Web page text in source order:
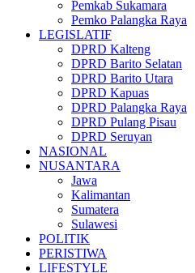
Pemkab Sukamara
Pemko Palangka Raya
LEGISLATIF
DPRD Kalteng
DPRD Barito Selatan
DPRD Barito Utara
DPRD Kapuas
DPRD Palangka Raya
DPRD Pulang Pisau
DPRD Seruyan
NASIONAL
NUSANTARA
Jawa
Kalimantan
Sumatera
Sulawesi
POLITIK
PERISTIWA
LIFESTYLE